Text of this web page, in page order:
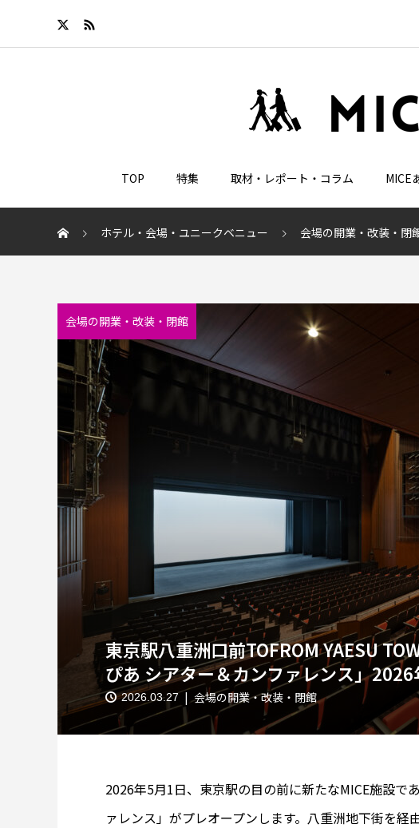
TOP 特集 取材・レポート・コラム MICE
ホテル・会場・ユニークベニュー 会場の開業・改装・閉
会場の開業・改装・閉館
東京駅八重洲口前TOFROM YAESU
ぴあ シアター＆カンファレンス」
2026.03.27 会場の開業・改装・閉館
2026年5月1日、東京駅の目の前に新たなMICE施設で
ァレンス」がプレオープンします。八重洲地下街を経